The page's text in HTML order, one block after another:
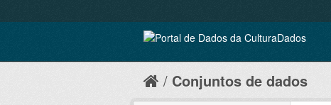
Conjuntos de dados